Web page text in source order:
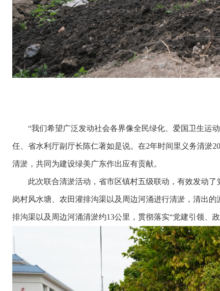
“我们希望广泛发动社会各界像全民绿化、爱国卫生运动
任、省水利厅副厅长陈仁著如是说。在2年时间里义务清淤
清淤，共同为建设绿美广东作出应有贡献。
此次联合清淤活动，省市区镇村五级联动，有效发动了
岗村风水塘、农田灌排沟渠以及周边河涌进行清淤，清出
排沟渠以及周边河涌清淤约13公里，贯彻落实“党建引领、